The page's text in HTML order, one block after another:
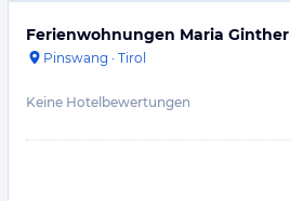
Ferienwohnungen Maria Ginther
Pinswang · Tirol
Keine Hotelbewertungen